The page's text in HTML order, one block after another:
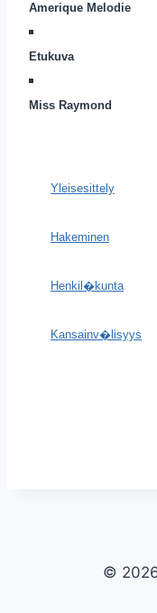
Amerique Melodie
Etukuva
Miss Raymond
Yleisesittely
Hakeminen
Henkil�kunta
Kansainv�lisyys
©